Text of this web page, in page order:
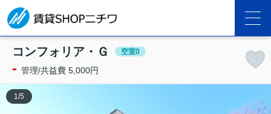
コンフォリア・Ｇ 空室0
- 管理/共益費 5,000円
1 /5